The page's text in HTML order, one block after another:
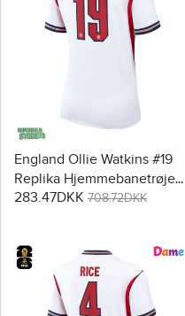
England Ollie Watkins #19
Replika Hjemmebanetrøje
Dame VM 2026 Kortærmet
283.47DKK 708.72DKK